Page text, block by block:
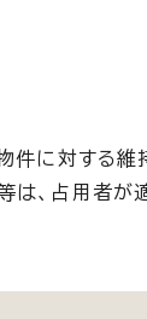
に対する維
、占用者